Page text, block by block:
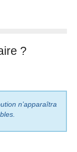
?
n’apparaîtra